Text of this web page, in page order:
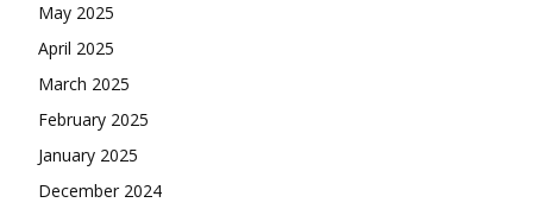
May 2025
April 2025
March 2025
February 2025
January 2025
December 2024